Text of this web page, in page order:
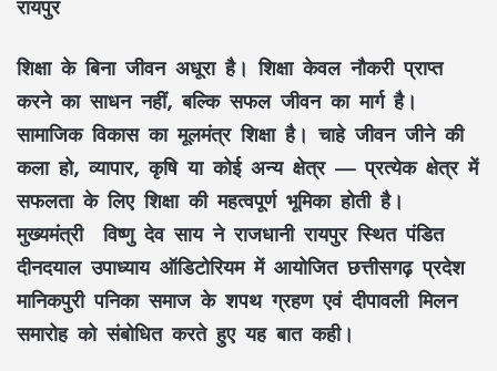
शिक्षा के बिना जीवन अधूरा है। शिक्षा केवल नौकरी प्राप्त
करने का साधन नहीं, बल्कि सफल जीवन का मार्ग है।
सामाजिक विकास का मूलमंत्र शिक्षा है। चाहे जीवन जीने की
कला हो, व्यापार, कृषि या कोई अन्य क्षेत्र — प्रत्येक क्षेत्र में
सफलता के लिए शिक्षा की महत्वपूर्ण भूमिका होती है।
मुख्यमंत्री विष्णु देव साय ने राजधानी रायपुर स्थित पंडित
दीनदयाल उपाध्याय ऑडिटोरियम में आयोजित छत्तीसगढ़ प्रदेश
मानिकपुरी पनिका समाज के शपथ ग्रहण एवं दीपावली मिलन
समारोह को संबोधित करते हुए यह बात कही।